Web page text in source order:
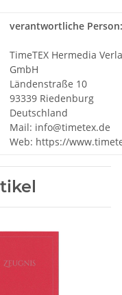
verantwortliche Person:
TimeTEX Hermedia
GmbH
Ländenstraße 10
93339 Riedenburg
Deutschland
Mail: info@timetex.de
Web: https://